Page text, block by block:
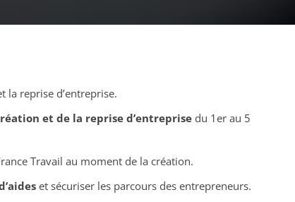
la reprise d’entreprise.
et de la reprise d’entreprisedu 1er au 5
Travail au moment de la création.
et sécuriser les parcours des entrepreneurs.